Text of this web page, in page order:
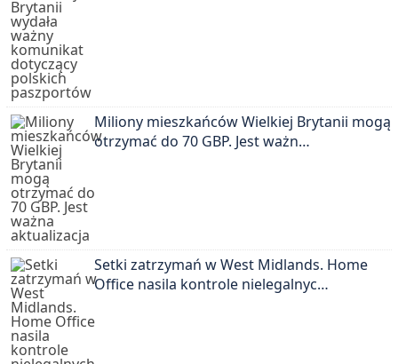
Miliony mieszkańców Wielkiej Brytanii mogą
otrzymać do 70 GBP. Jest ważn…
Setki zatrzymań w West Midlands. Home
Office nasila kontrole nielegalnyc…